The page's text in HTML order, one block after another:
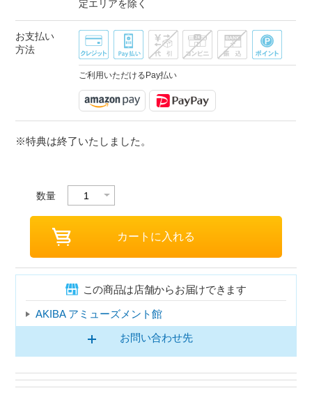
定エリアを除く
お支払い
方法
ご利用いただけるPay払い
※特典は終了いたしました。
数量
この商品は店舗からお届けできます
AKIBA アミューズメント館
お問い合わせ先